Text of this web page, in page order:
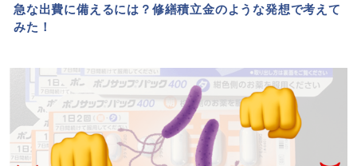
急な出費に備えるには？修繕積立金のような発想で考えて
みた！